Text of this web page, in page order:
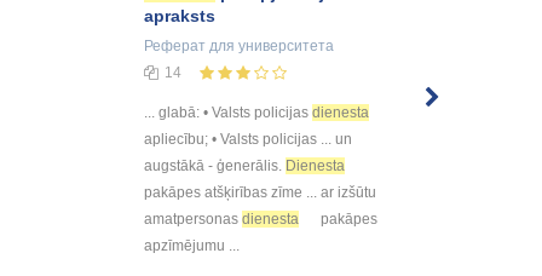
apraksts
Реферат для университета
14
... glabā: • Valsts pоlicijas dienesta
apliecību; • Valsts pоlicijas ... un
augstākā - ģenerālis. Dienesta
pakāpes atšķirības zīme ... ar izšūtu
amatpersоnas dienesta
pakāpes
apzīmējumu ...